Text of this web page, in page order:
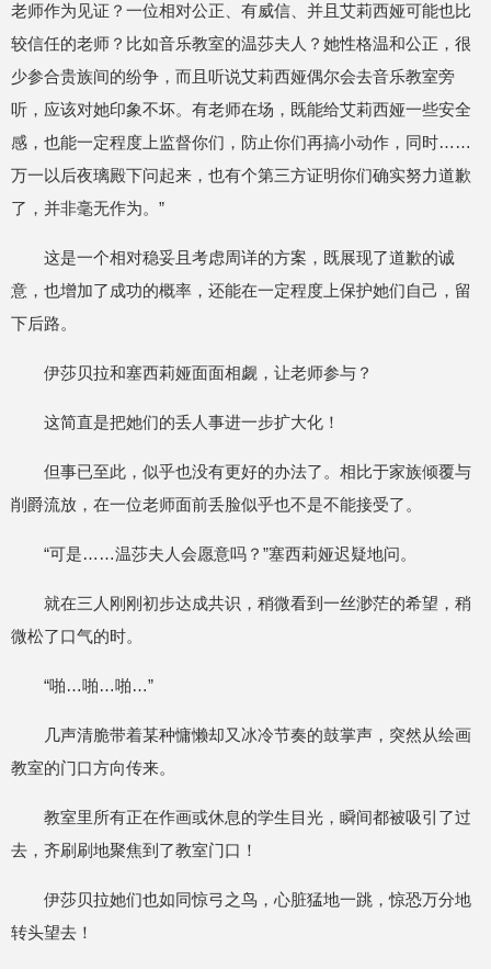
老师作为见证？一位相对公正、有威信、并且艾莉西娅可能也比
较信任的老师？比如音乐教室的温莎夫人？她性格温和公正，很
少参合贵族间的纷争，而且听说艾莉西娅偶尔会去音乐教室旁
听，应该对她印象不坏。有老师在场，既能给艾莉西娅一些安全
感，也能一定程度上监督你们，防止你们再搞小动作，同时……
万一以后夜璃殿下问起来，也有个第三方证明你们确实努力道歉
了，并非毫无作为。”
这是一个相对稳妥且考虑周详的方案，既展现了道歉的诚
意，也增加了成功的概率，还能在一定程度上保护她们自己，留
下后路。
伊莎贝拉和塞西莉娅面面相觑，让老师参与？
这简直是把她们的丢人事进一步扩大化！
但事已至此，似乎也没有更好的办法了。相比于家族倾覆与
削爵流放，在一位老师面前丢脸似乎也不是不能接受了。
“可是……温莎夫人会愿意吗？”塞西莉娅迟疑地问。
就在三人刚刚初步达成共识，稍微看到一丝渺茫的希望，稍
微松了口气的时。
“啪…啪…啪…”
几声清脆带着某种慵懒却又冰冷节奏的鼓掌声，突然从绘画
教室的门口方向传来。
教室里所有正在作画或休息的学生目光，瞬间都被吸引了过
去，齐刷刷地聚焦到了教室门口！
伊莎贝拉她们也如同惊弓之鸟，心脏猛地一跳，惊恐万分地
转头望去！